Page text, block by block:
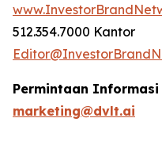
512.354.7000 Kantor
Permintaan Informasi
marketing@dvlt.ai